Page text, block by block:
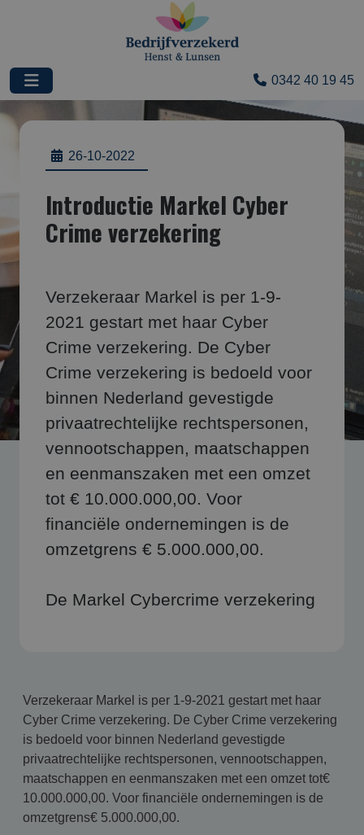
0342 40 19 45
26-10-2022
Introductie Markel Cyber
Crime verzekering
Verzekeraar Markel is per 1-9-
2021 gestart met haar Cyber
Crime verzekering. De Cyber
Crime verzekering is bedoeld voor
binnen Nederland gevestigde
privaatrechtelijke rechtspersonen,
vennootschappen, maatschappen
en eenmanszaken met een omzet
tot € 10.000.000,00. Voor
financiële ondernemingen is de
omzetgrens € 5.000.000,00.
De Markel Cybercrime verzekering
Verzekeraar Markel is per 1-9-2021 gestart met haar
Cyber Crime verzekering. De Cyber Crime verzekering
is bedoeld voor binnen Nederland gevestigde
privaatrechtelijke rechtspersonen, vennootschappen,
maatschappen en eenmanszaken met een omzet tot€
10.000.000,00. Voor financiële ondernemingen is de
omzetgrens€ 5.000.000,00.